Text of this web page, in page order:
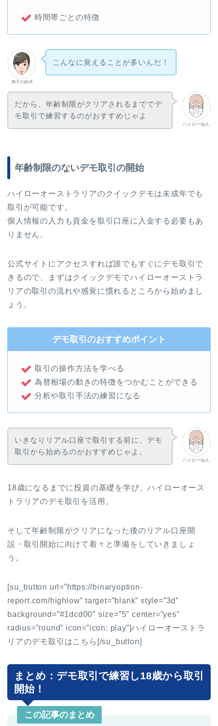
時間帯ごとの特徴
弟子の鈴木
こんなに覚えることが多いんだ！
ハイロー仙人
だから、年齢制限がクリアされるまででデ
モ取引で練習するのがおすすめじゃよ
年齢制限のないデモ取引の開始
ハイローオーストラリアのクイックデモは未成年でも
取引が可能です。
個人情報の入力も資金を取引口座に入金する必要もあ
りません。
公式サイトにアクセスすれば誰でもすぐにデモ取引で
きるので、まずはクイックデモでハイローオーストラ
リアの取引の流れや感覚に慣れるところから始めまし
ょう。
デモ取引のおすすめポイント
取引の操作方法を学べる
為替相場の動きの特徴をつかむことができる
分析や取引手法の練習になる
ハイロー仙人
いきなりリアル口座で取引する前に、デモ
取引から始めるのがおすすめじゃよ。
18歳になるまでに投資の基礎を学び、ハイローオース
トラリアのデモ取引を活用。
そして年齢制限がクリアになった後のリアル口座開
設・取引開始に向けて着々と準備をしていきましょ
う。
[su_button url=”https://binaryoption-
report.com/highlow” target=”blank” style=”3d”
background=”#1dcd00″ size=”5″ center=”yes”
radius=”round” icon=”icon: play”]ハイローオーストラ
リアのデモ取引はこちら[/su_button]
まとめ：デモ取引で練習し18歳から取引
開始！
この記事のまとめ